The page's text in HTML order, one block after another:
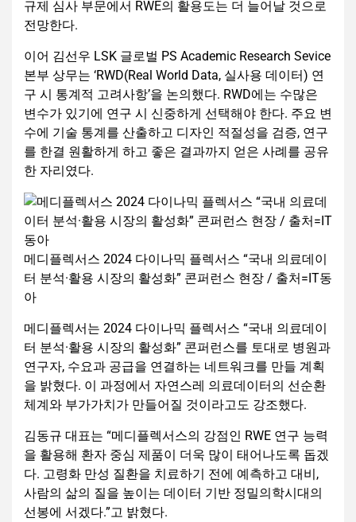
규제 심사 부문에서 RWE의 활용도는 더 늘어날 것으로
전망한다.
이어 김선우 LSK 글로벌 PS Academic Research Sevice
본부 상무는 ‘RWD(Real World Data, 실사용 데이터) 연
구 시 통계적 고려사항’을 논의했다. RWD에는 수많은
변수가 있기에 연구 시 신중하게 선택해야 한다. 주요 변
수에 기술 통계를 산출하고 디자인 적절성을 검증, 연구
를 한결 원활하게 하고 좋은 결과까지 얻은 사례를 공유
한 자리였다.
메디플렉서스 2024 다이나믹 플렉서스 “국내 의료데이
터 분석·활용 시장의 활성화” 콘퍼런스 현장 / 출처=IT동
아
메디플렉서는 2024 다이나믹 플렉서스 “국내 의료데이
터 분석·활용 시장의 활성화” 콘퍼런스를 토대로 병원과
연구자, 수요과 공급을 연결하는 네트워크를 만들 계획
을 밝혔다. 이 과정에서 자연스레 의료데이터의 선순환
체계와 부가가치가 만들어질 것이라고도 강조했다.
김동규 대표는 “메디플렉서스의 강점인 RWE 연구 능력
을 활용해 환자 중심 제품이 더욱 많이 태어나도록 돕겠
다. 고령화 만성 질환을 치료하기 전에 예측하고 대비,
사람의 삶의 질을 높이는 데이터 기반 정밀의학시대의
선봉에 서겠다.”고 밝혔다.